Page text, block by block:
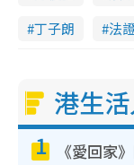
丁子朗
法
港生
1